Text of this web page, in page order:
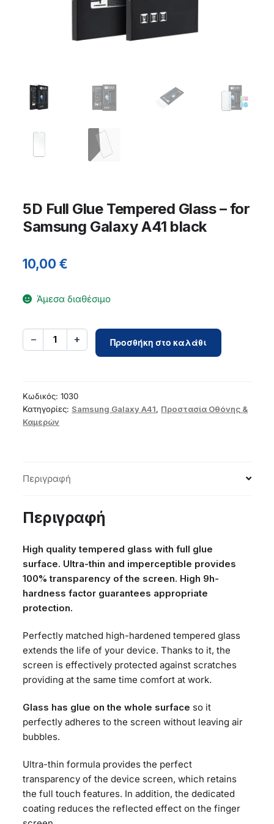
5D Full Glue Tempered Glass – for
Samsung Galaxy A41 black
10,00€
Άμεσα διαθέσιμο
− 1 +
5D
Full
-
Προσθήκη στο καλάθι
Κωδικός:1030
Κατηγορίες: Samsung Galaxy A41, Προστασία Οθόνης &
Καμερών
Περιγραφή
Περιγραφή
High quality tempered glass with full glue
surface. Ultra-thin and imperceptible provides
100% transparency of the screen. High 9h-
hardness factor guarantees appropriate
protection.
Perfectly matched high-hardened tempered glass
extends the life of your device. Thanks to it, the
screen is effectively protected against scratches
providing at the same time comfort at work.
Glass has glue on the whole surface so it
perfectly adheres to the screen without leaving air
bubbles.
Ultra-thin formula provides the perfect
transparency of the device screen, which retains
the full touch features. In addition, the dedicated
coating reduces the reflected effect on the finger